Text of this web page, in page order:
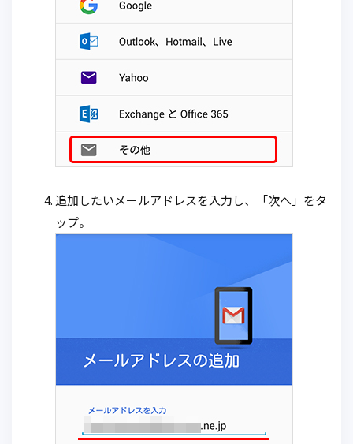
追加したいメールアドレスを入力し、「次へ」をタ
ップ。